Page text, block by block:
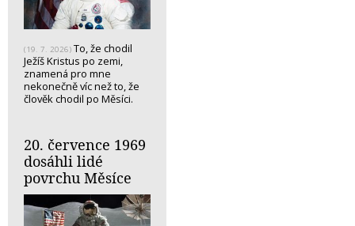
(19. 7. 2026) To, že chodil
Ježíš Kristus po zemi,
znamená pro mne
nekonečně víc než to, že
člověk chodil po Měsíci.
20. července 1969
dosáhli lidé
povrchu Měsíce